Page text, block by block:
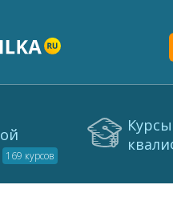
169 курсов